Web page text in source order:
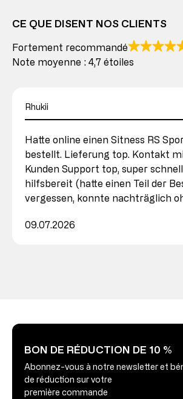
CE QUE DISENT NOS CLIENTS
Fortement recommandé
Note moyenne : 4,7 étoiles
Rhukii
Hatte online einen Sitness RS
bestellt. Lieferung top. Kontakt
Kunden Support top, super
hilfsbereit (hatte einen Teil der
vergessen, konnte nachträglich
09.07.2026
BON DE RÉDUCTION DE 10 %
Abonnez-vous à notre newsletter et
de réduction sur votre
première commande